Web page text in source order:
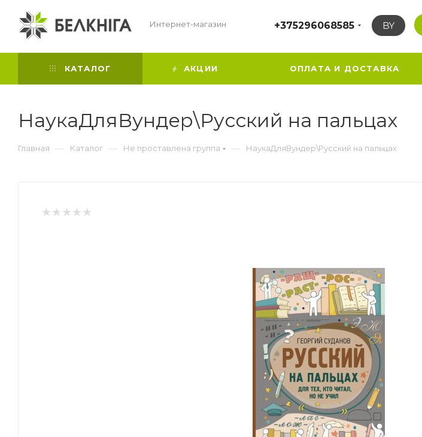
Интернет-магазин +375296068585 BY
КАТАЛОГ АКЦИИ ОПЛАТА И ДОСТАВКА
НаукаДляВундер\Русский на пальцах
Главная — Каталог — Не проставлена группа — НаукаДляВундер\Русский на пальцах